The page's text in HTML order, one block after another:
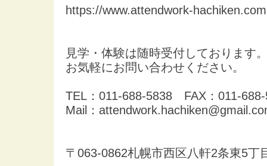
https://www.attendwork-hachiken.com
見学・体験は随時受付しております
お気軽にお問い合わせください。
TEL：011-688-5838 FAX：011-688-
Mail：
〒063-0862札幌市西区八軒2条東5丁